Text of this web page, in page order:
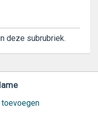
deze subrubriek.
toevoegen